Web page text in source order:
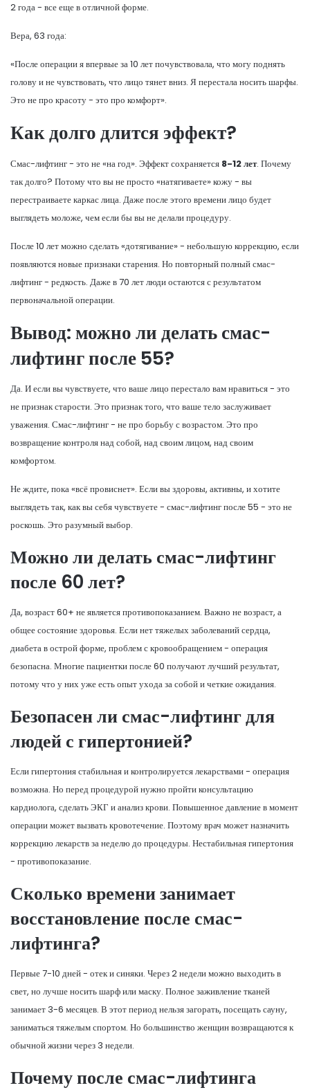
2 года - все еще в отличной форме.
Вера, 63 года:
«После операции я впервые за 10 лет почувствовала, что могу поднять
голову и не чувствовать, что лицо тянет вниз. Я перестала носить шарфы.
Это не про красоту - это про комфорт».
Как долго длится эффект?
Смас-лифтинг - это не «на год». Эффект сохраняется 8-12 лет. Почему
так долго? Потому что вы не просто «натягиваете» кожу - вы
перестраиваете каркас лица. Даже после этого времени лицо будет
выглядеть моложе, чем если бы вы не делали процедуру.
После 10 лет можно сделать «дотягивание» - небольшую коррекцию, если
появляются новые признаки старения. Но повторный полный смас-
лифтинг - редкость. Даже в 70 лет люди остаются с результатом
первоначальной операции.
Вывод: можно ли делать смас-
лифтинг после 55?
Да. И если вы чувствуете, что ваше лицо перестало вам нравиться - это
не признак старости. Это признак того, что ваше тело заслуживает
уважения. Смас-лифтинг - не про борьбу с возрастом. Это про
возвращение контроля над собой, над своим лицом, над своим
комфортом.
Не ждите, пока «всё провиснет». Если вы здоровы, активны, и хотите
выглядеть так, как вы себя чувствуете - смас-лифтинг после 55 - это не
роскошь. Это разумный выбор.
Можно ли делать смас-лифтинг
после 60 лет?
Да, возраст 60+ не является противопоказанием. Важно не возраст, а
общее состояние здоровья. Если нет тяжелых заболеваний сердца,
диабета в острой форме, проблем с кровообращением - операция
безопасна. Многие пациентки после 60 получают лучший результат,
потому что у них уже есть опыт ухода за собой и четкие ожидания.
Безопасен ли смас-лифтинг для
людей с гипертонией?
Если гипертония стабильная и контролируется лекарствами - операция
возможна. Но перед процедурой нужно пройти консультацию
кардиолога, сделать ЭКГ и анализ крови. Повышенное давление в момент
операции может вызвать кровотечение. Поэтому врач может назначить
коррекцию лекарств за неделю до процедуры. Нестабильная гипертония
- противопоказание.
Сколько времени занимает
восстановление после смас-
лифтинга?
Первые 7-10 дней - отек и синяки. Через 2 недели можно выходить в
свет, но лучше носить шарф или маску. Полное заживление тканей
занимает 3-6 месяцев. В этот период нельзя загорать, посещать сауну,
заниматься тяжелым спортом. Но большинство женщин возвращаются к
обычной жизни через 3 недели.
Почему после смас-лифтинга